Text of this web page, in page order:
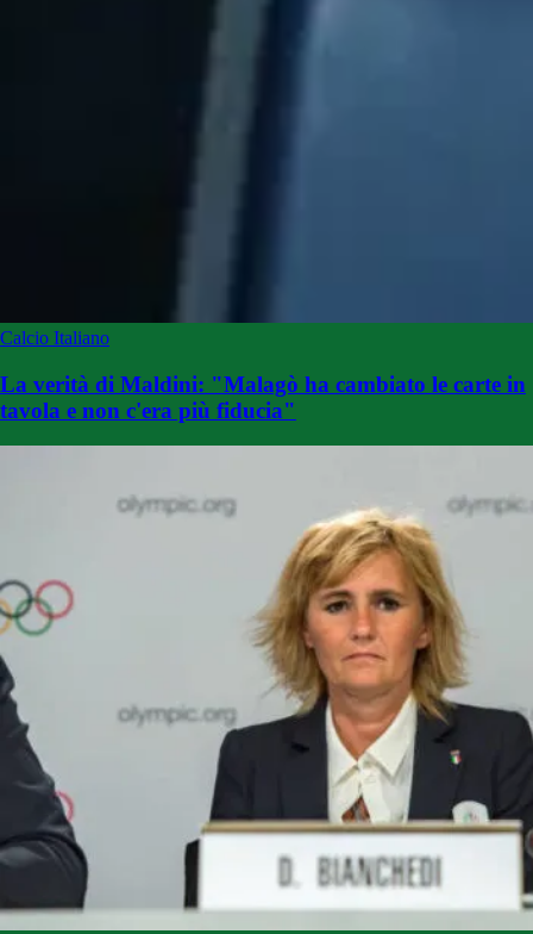
Calcio Italiano
La verità di Maldini: "Malagò ha cambiato le carte in
tavola e non c'era più fiducia"